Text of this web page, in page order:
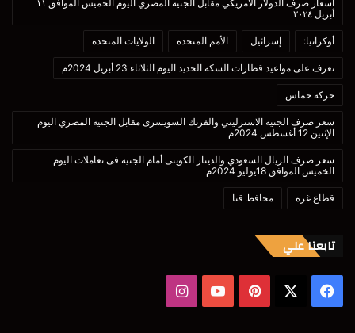
أسعار صرف الدولار الأمريكي مقابل الجنيه المصري اليوم الخميس الموافق ١١
أبريل ٢٠٢٤
أوكرانيا: إسرائيل الأمم المتحدة الولايات المتحدة
تعرف على مواعيد قطارات السكة الحديد اليوم الثلاثاء 23 أبريل 2024م
حركة حماس
سعر صرف الجنيه الاسترليني والفرنك السويسرى مقابل الجنيه المصري اليوم
الإثنين 12 أغسطس 2024م
سعر صرف الريال السعودي والدينار الكويتى أمام الجنيه فى تعاملات اليوم
الخميس الموافق 18يوليو 2024م
قطاع غزة محافظ قنا
تابعنا علي
فيسبوك بينتيريست‫YouTube